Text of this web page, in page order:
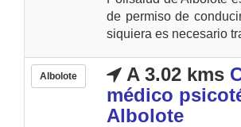
de permiso de
siquiera es necesario
Albolote A 3.02 kms
médico
Albolote